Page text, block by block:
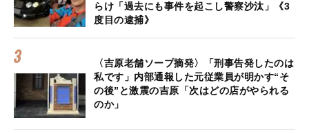
らけ「過去にも事件を起こし警察沙汰」《3
度目の逮捕》
〈吉原老舗ソープ摘発〉「刑事告発したのは
私です」内部通報した元従業員が明かす“そ
の後”と激震の吉原「次はどの店がやられる
のか」